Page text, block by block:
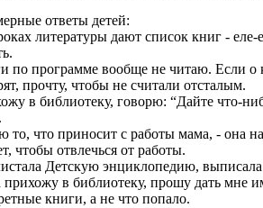
ответы детей:
литературы дают список книг - еле-
по программе вообще не читаю. Если о
прочту, чтобы не считали отсталым.
в библиотеку, говорю: “Дайте что-
то, что приносит с работы мама, - она
чтобы отвлечься от работы.
Детскую энциклопедию,
прихожу в библиотеку, прошу дать мне
книги, а не что попало.